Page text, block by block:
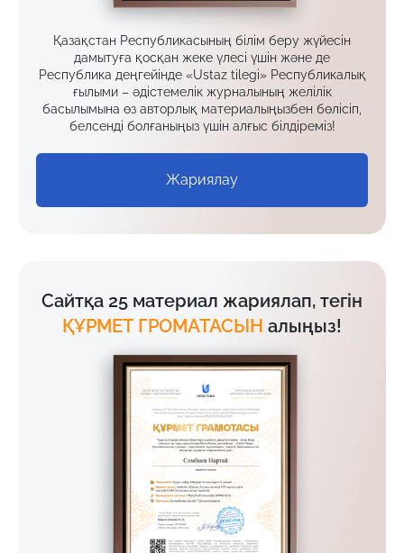
Қазақстан Республикасының білім беру жүйесін
дамытуға қосқан жеке үлесі үшін және де
Республика деңгейінде «Ustaz tilegi» Республикалық
ғылыми – әдістемелік журналының желілік
басылымына өз авторлық материалыңызбен бөлісіп,
белсенді болғаныңыз үшін алғыс білдіреміз!
Жариялау
Сайтқа 25 материал жариялап, тегін
ҚҰРМЕТ ГРОМАТАСЫН алыңыз!